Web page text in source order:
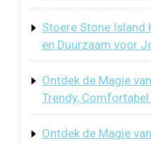
Stoere Stone Island
en Duurzaam voor
Ontdek de Magie
Trendy, Comfortabel
Ontdek de Magie